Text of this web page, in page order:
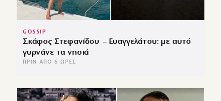
GOSSIP
Σκάφος Στεφανίδου – Ευαγγελάτου: με αυτό
γυρνάνε τα νησιά
ΠΡΙΝ ΑΠΌ 6 ΏΡΕΣ